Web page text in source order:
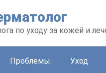
по уходу за кожей и
Проблемы Уход